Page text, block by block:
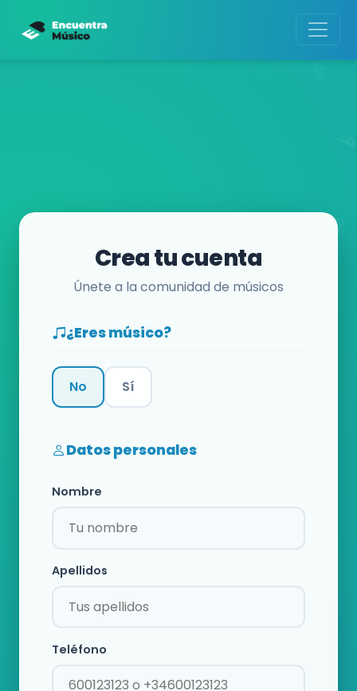
Crea tu cuenta
Únete a la comunidad de músicos
¿Eres músico?
No Sí
Datos personales
Nombre
Apellidos
Teléfono